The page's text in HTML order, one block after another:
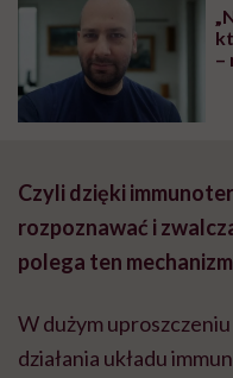
–
Czyli dzięki
rozpoznawać i
polega ten
W dużym
działania układu